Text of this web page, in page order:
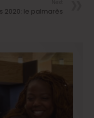
2020: le palmarès